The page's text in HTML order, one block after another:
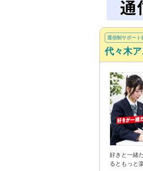
通信制サポート
代々木
好きと一緒
るともっと